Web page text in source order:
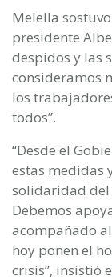
Melella
presidente
despidos y las
consideramos
los
todos”.
“Desde el
estas medidas
solidaridad del
Debemos
acompañado
hoy ponen el
crisis”, insistió